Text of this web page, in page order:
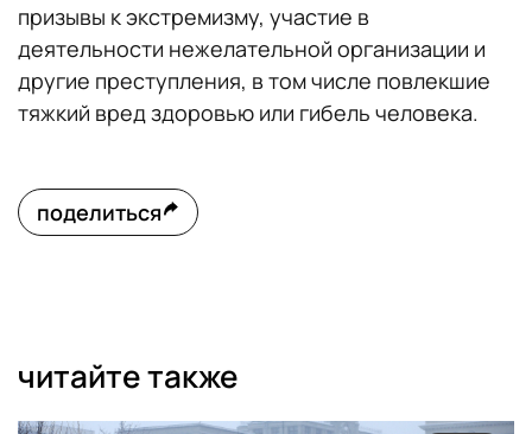
призывы к экстремизму, участие в
деятельности нежелательной организации и
другие преступления, в том числе повлекшие
тяжкий вред здоровью или гибель человека.
поделиться
читайте также